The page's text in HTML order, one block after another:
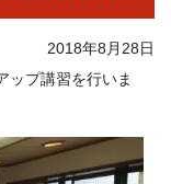
2018年8月28日
ップ講習を行いま